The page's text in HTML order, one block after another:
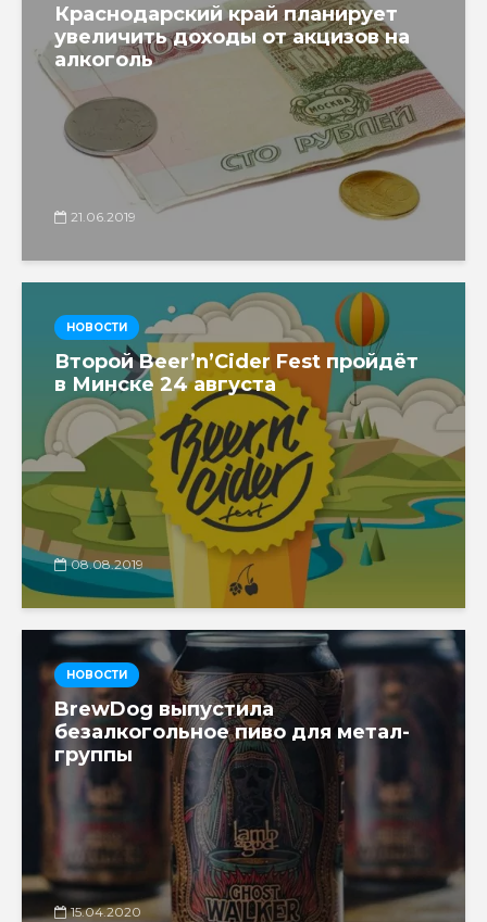
Краснодарский край планирует
увеличить доходы от акцизов на
алкоголь
21.06.2019
НОВОСТИ
Второй Beer’n’Cider Fest пройдёт
в Минске 24 августа
08.08.2019
НОВОСТИ
BrewDog выпустила
безалкогольное пиво для метал-
группы
15.04.2020